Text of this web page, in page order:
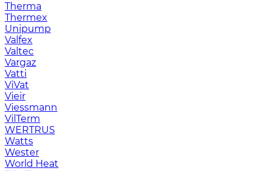
Therma
Thermex
Unipump
Valfex
Valtec
Vargaz
Vatti
ViVat
Vieir
Viessmann
VilTerm
WERTRUS
Watts
Wester
World Heat